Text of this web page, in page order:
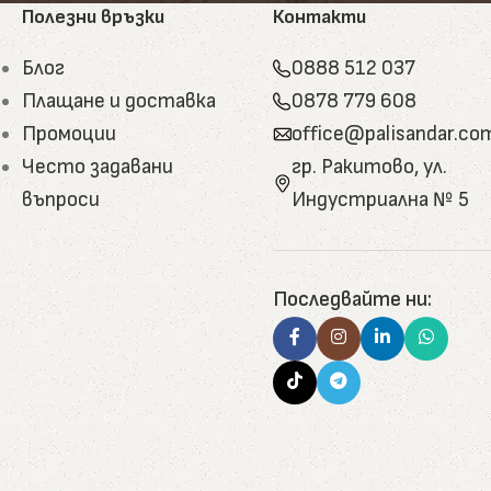
може да бъде състарена или обгорена
родопска лайсна, криволинейни и с
къщички за домашни любимци, арт декор.
дървесина.
допълнителни елементи. Подходящи за
основата на боров катран, пчелен восък, гъша
използвани за отопление, мулчиране и
развитие и природосъобразност.
да отговорят както на класически, така
Полезни връзки
Блог
Плащане и доставка
Промоции
Често задавани
въпроси
Контакти
0888 512 037
0878 779 608
гр. Ракитово, ул.
Индустриална № 5
Последвайте ни: